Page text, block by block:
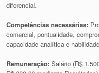
diferencial.
Competências necessárias:
comercial, pontualidade,
capacidade analítica e
Remuneração:Salário (R$